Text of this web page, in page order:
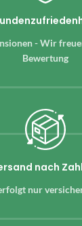
- Wir
Bewertung
nach
nur